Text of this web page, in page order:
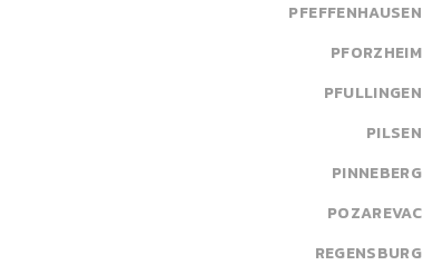
PFEFFENHAUSEN
PFORZHEIM
PFULLINGEN
PILSEN
PINNEBERG
POZAREVAC
REGENSBURG